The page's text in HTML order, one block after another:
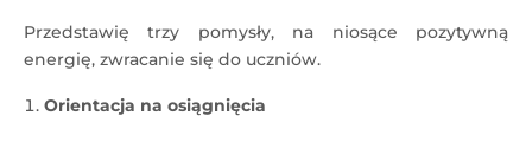
Przedstawię trzy pomysły, na niosące pozytywną
energię, zwracanie się do uczniów.
Orientacja na osiągnięcia